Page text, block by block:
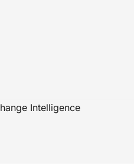
Intelligence